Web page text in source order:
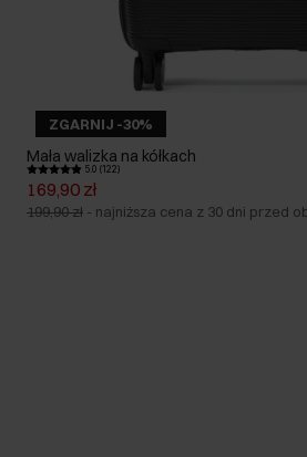
ZGARNIJ -30%
Mała walizka na kółkach
5.0 (122)
169,90 zł
199,90 zł - najniższa cena z 30 dni przed